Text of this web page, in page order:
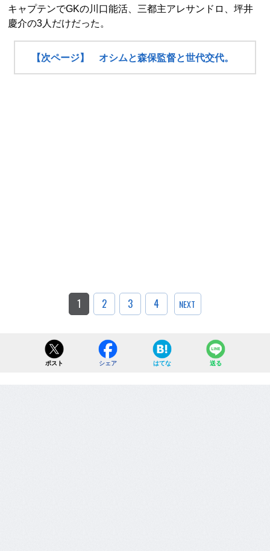
キャプテンでGKの川口能活、三都主アレサンドロ、坪井
慶介の3人だけだった。
【次ページ】 オシムと森保監督と世代交代。
1 2 3 4 NEXT
ポスト シェア はてな 送る